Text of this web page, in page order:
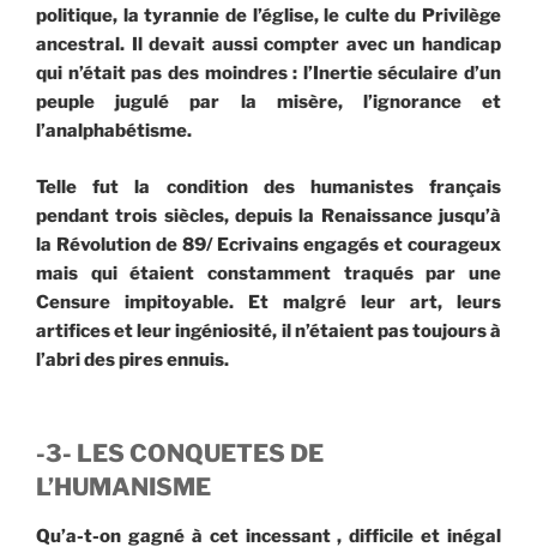
politique, la tyrannie de l’église, le culte du Privilège
ancestral. Il devait aussi compter avec un handicap
qui n’était pas des moindres : l’Inertie séculaire d’un
peuple jugulé par la misère, l’ignorance et
l’analphabétisme.
Telle fut la condition des humanistes français
pendant trois siècles, depuis la Renaissance jusqu’à
la Révolution de 89/ Ecrivains engagés et courageux
mais qui étaient constamment traqués par une
Censure impitoyable. Et malgré leur art, leurs
artifices et leur ingéniosité, il n’étaient pas toujours à
l’abri des pires ennuis.
-3- LES CONQUETES DE
L’HUMANISME
Qu’a-t-on gagné à cet incessant , difficile et inégal